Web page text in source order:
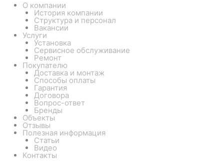
О компании
История компании
Структура и персонал
Вакансии
Услуги
Установка
Сервисное обслуживание
Ремонт
Покупателю
Доставка и монтаж
Способы оплаты
Гарантия
Договора
Вопрос-ответ
Бренды
Объекты
Отзывы
Полезная информация
Статьи
Видео
Контакты